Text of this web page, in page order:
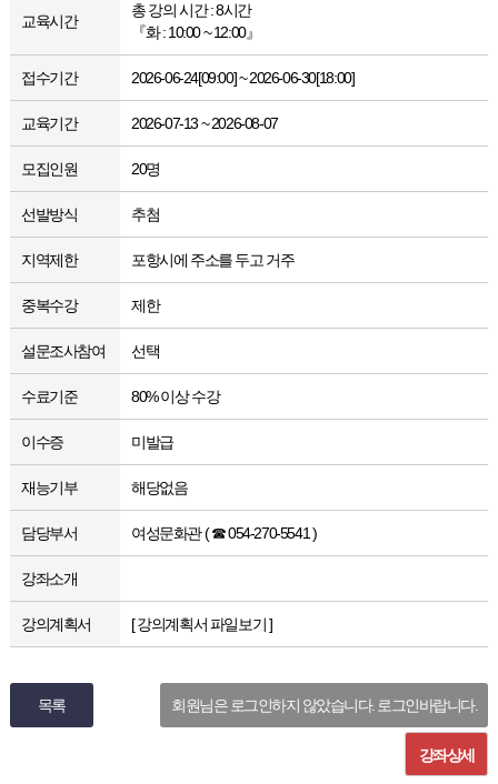
교육시간
총 강의 시간 : 8시간
『화 : 10:00 ~ 12:00』
접수기간 2026-06-24[09:00] ~ 2026-06-30[18:00]
교육기간 2026-07-13 ~ 2026-08-07
모집인원 20명
선발방식 추첨
지역제한 포항시에 주소를 두고 거주
중복수강 제한
설문조사참여 선택
수료기준 80% 이상 수강
이수증 미발급
재능기부 해당없음
담당부서 여성문화관 ( ☎ 054-270-5541 )
강좌소개
강의계획서 [ 강의계획서 파일보기 ]
목록 회원님은 로그인하지 않았습니다. 로그인바랍니다.
강좌상세